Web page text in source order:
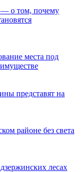
— о том, почему
места под
представят на
районе без света
лесах